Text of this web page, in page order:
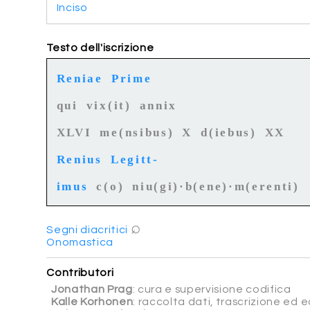
Inciso
Testo dell'iscrizione
Reniae Prime
qui vix(it) annix
XLVI me(nsibus) X d(iebus) XX
Renius Legitt-
imus
c(o) niu(gi)·b(ene)·m(erenti)
Segni diacritici ⌕
Onomastica
Contributori
Jonathan Prag: cura e supervisione codifica
Kalle Korhonen: raccolta dati, trascrizione ed